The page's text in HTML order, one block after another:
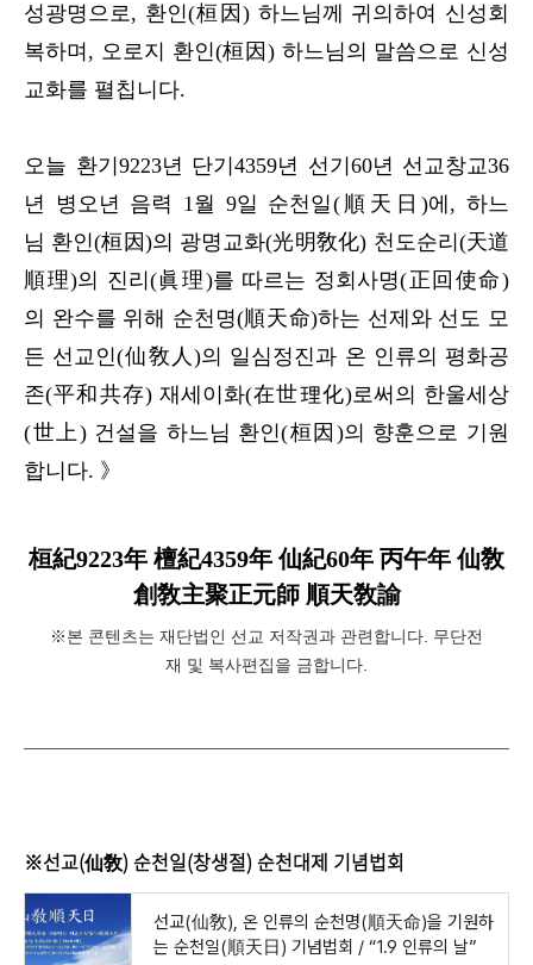
성광명으로, 환인(桓因) 하느님께 귀의하여 신성회
복하며, 오로지 환인(桓因) 하느님의 말씀으로 신성
교화를 펼칩니다.
오늘 환기9223년 단기4359년 선기60년 선교창교36
년 병오년 음력 1월 9일 순천일(順天日)에, 하느
님 환인(桓因)의 광명교화(光明敎化) 천도순리(天道
順理)의 진리(眞理)를 따르는 정회사명(正回使命)
의 완수를 위해 순천명(順天命)하는 선제와 선도 모
든 선교인(仙敎人)의 일심정진과 온 인류의 평화공
존(平和共存) 재세이화(在世理化)로써의 한울세상
(世上) 건설을 하느님 환인(桓因)의 향훈으로 기원
합니다. 》
桓紀9223年 檀紀4359年 仙紀60年 丙午年 仙敎
創敎主聚正元師 順天敎諭
※본 콘텐츠는 재단법인 선교 저작권과 관련합니다. 무단전
재 및 복사편집을 금합니다.
※선교(仙敎) 순천일(창생절) 순천대제 기념법회
선교(仙敎), 온 인류의 순천명(順天命)을 기원하
는 순천일(順天日) 기념법회 / “1.9 인류의 날”